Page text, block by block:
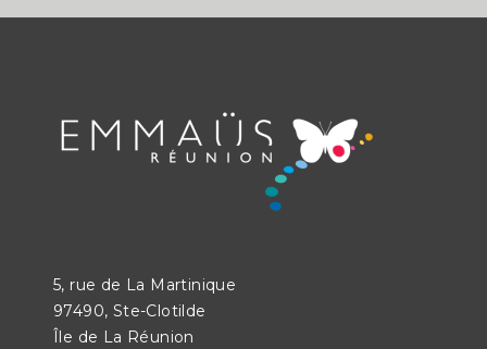
5, rue de La Martinique
97490, Ste-Clotilde
Île de La Réunion